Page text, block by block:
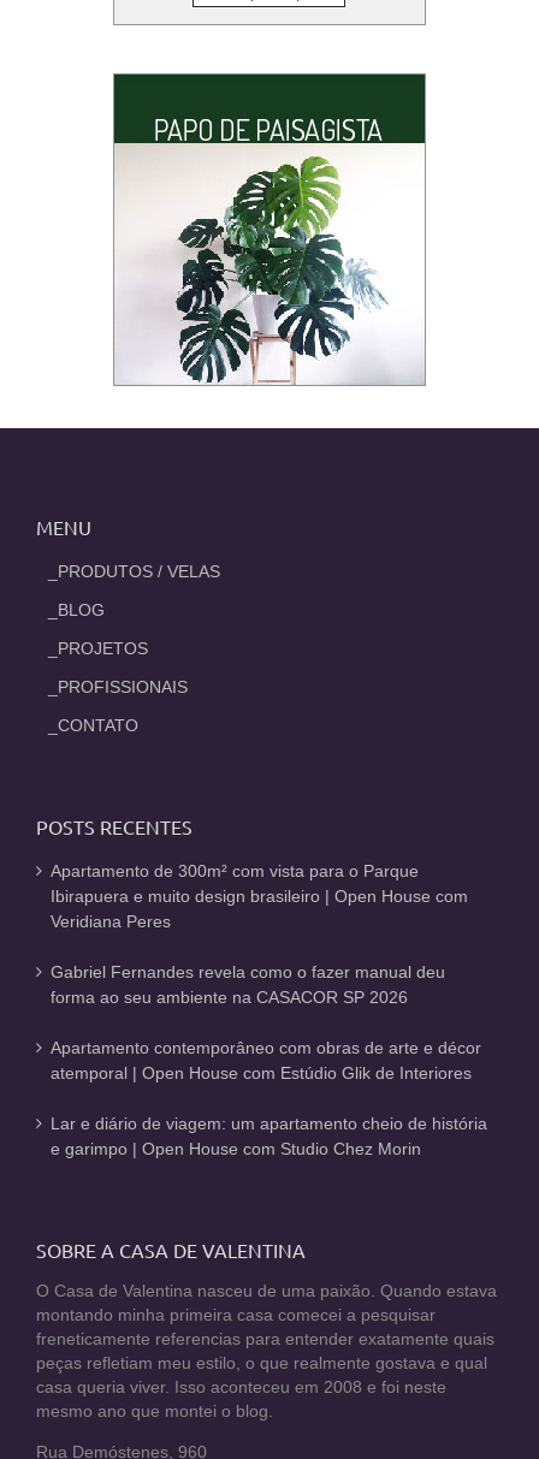
MENU
_PRODUTOS / VELAS
_BLOG
_PROJETOS
_PROFISSIONAIS
_CONTATO
POSTS RECENTES
Apartamento de 300m² com vista para o Parque
Ibirapuera e muito design brasileiro | Open House com
Veridiana Peres
Gabriel Fernandes revela como o fazer manual deu
forma ao seu ambiente na CASACOR SP 2026
Apartamento contemporâneo com obras de arte e décor
atemporal | Open House com Estúdio Glik de Interiores
Lar e diário de viagem: um apartamento cheio de história
e garimpo | Open House com Studio Chez Morin
SOBRE A CASA DE VALENTINA
O Casa de Valentina nasceu de uma paixão. Quando estava
montando minha primeira casa comecei a pesquisar
freneticamente referencias para entender exatamente quais
peças refletiam meu estilo, o que realmente gostava e qual
casa queria viver. Isso aconteceu em 2008 e foi neste
mesmo ano que montei o blog.
Rua Demóstenes, 960